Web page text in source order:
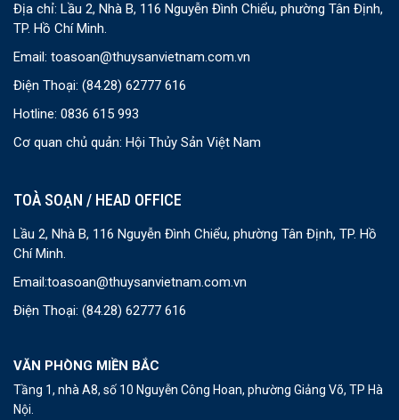
Địa chỉ: Lầu 2, Nhà B, 116 Nguyễn Đình Chiểu, phường Tân Định,
TP. Hồ Chí Minh.
Email: toasoan@thuysanvietnam.com.vn
Điện Thoại: (84.28) 62777 616
Hotline: 0836 615 993
Cơ quan chủ quản: Hội Thủy Sản Việt Nam
TOÀ SOẠN / HEAD OFFICE
Lầu 2, Nhà B, 116 Nguyễn Đình Chiểu, phường Tân Định, TP. Hồ
Chí Minh.
Email:toasoan@thuysanvietnam.com.vn
Điện Thoại: (84.28) 62777 616
VĂN PHÒNG MIỀN BẮC
Tầng 1, nhà A8, số 10 Nguyễn Công Hoan, phường Giảng Võ, TP Hà
Nội.